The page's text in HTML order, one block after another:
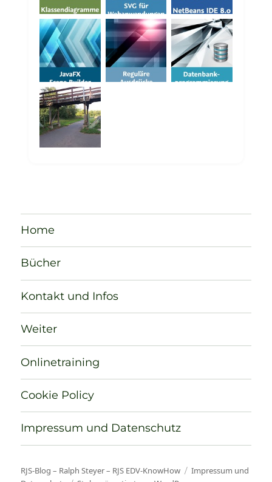
Home
Bücher
Kontakt und Infos
Weiter
Onlinetraining
Cookie Policy
Impressum und Datenschutz
RJS-Blog – Ralph Steyer – RJS EDV-KnowHow
Impressum und